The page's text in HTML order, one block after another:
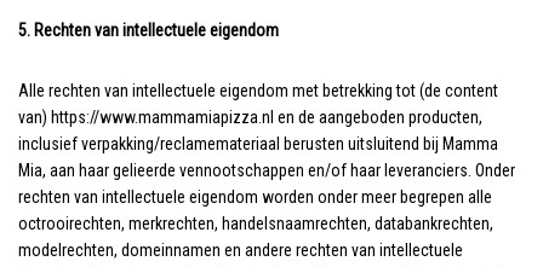
5. Rechten van intellectuele eigendom
Alle rechten van intellectuele eigendom met betrekking tot (de content
van) https://www.mammamiapizza.nl en de aangeboden producten,
inclusief verpakking/reclamemateriaal berusten uitsluitend bij Mamma
Mia, aan haar gelieerde vennootschappen en/of haar leveranciers. Onder
rechten van intellectuele eigendom worden onder meer begrepen alle
octrooirechten, merkrechten, handelsnaamrechten, databankrechten,
modelrechten, domeinnamen en andere rechten van intellectuele